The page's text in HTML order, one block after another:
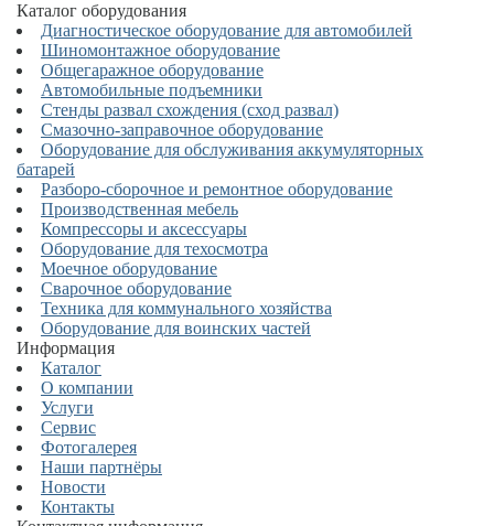
Каталог оборудования
Диагностическое оборудование для автомобилей
Шиномонтажное оборудование
Общегаражное оборудование
Автомобильные подъемники
Стенды развал схождения (сход развал)
Смазочно-заправочное оборудование
Оборудование для обслуживания аккумуляторных
батарей
Разборо-сборочное и ремонтное оборудование
Производственная мебель
Компрессоры и аксессуары
Оборудование для техосмотра
Моечное оборудование
Сварочное оборудование
Техника для коммунального хозяйства
Оборудование для воинских частей
Информация
Каталог
О компании
Услуги
Сервис
Фотогалерея
Наши партнёры
Новости
Контакты